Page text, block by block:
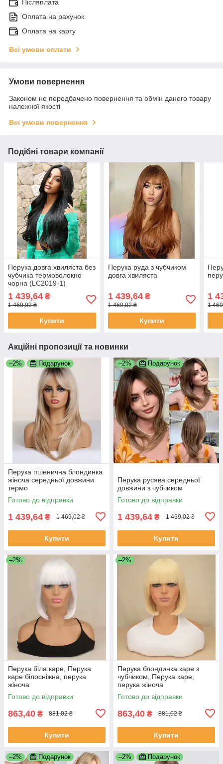
Післяплата
Оплата на рахунок
Оплата на карту
Всі умови оплати
Умови повернення
Законом не передбачено повернення та обмін даного товару
належної якості
Всі умови повернення
Подібні товари компанії
Перука довга хвиляста без
чубчика термоволокно
чорна (LC2019-1)
1 439,64 ₴
1 469,02 ₴
Купити
Перука руда з чубчиком
довга хвиляста
1 439,64₴
1 469,02 ₴
Купити
1
1
Акційні пропозиції та новинки
–2% Подарунок
Перука пшенична блондинка
жіноча середньої довжини
термо
Готово до відправки
1 439,64 ₴ 1 469,02 ₴
Купити
–2% Подарунок
Перука русява середньої
довжини з чубчиком
Готово до відправки
1 439,64 ₴ 1 469,02 ₴
Купити
–2%
Перука біла каре, Перука
каре білосніжна, перука
жіноча
Готово до відправки
863,40 ₴ 881,02 ₴
Купити
–2%
Перука блондинка каре з
чубчиком, Перука каре,
перука жіноча
Готово до відправки
863,40 ₴ 881,02 ₴
Купити
–2% Подарунок –2% Подарунок